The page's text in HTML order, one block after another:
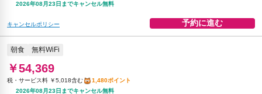
2026年08月23日までキャンセル無料
キャンセルポリシー 予約に進む
朝食 無料WiFi
￥54,369
税・サービス料 ￥5,018含む
1,480ポイント
2026年08月23日までキャンセル無料